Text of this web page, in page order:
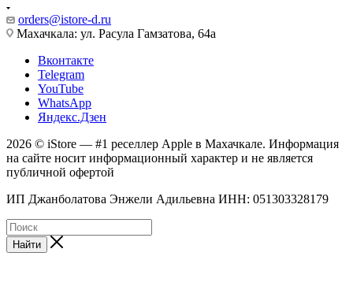
orders@istore-d.ru
Махачкала: ул. Расула Гамзатова, 64а
Вконтакте
Telegram
YouTube
WhatsApp
Яндекс.Дзен
2026 © iStore — #1 реселлер Apple в Махачкале. Информация
на сайте носит информационный характер и не является
публичной офертой
ИП Джанболатова Энжели Адильевна ИНН: 051303328179
Найти